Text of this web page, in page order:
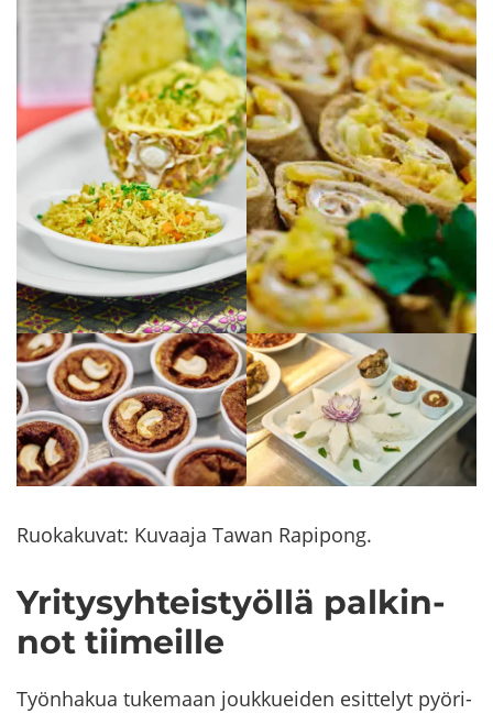
Ruo­ka­ku­vat: Ku­vaa­ja Tawan Ra­pi­pong.
Yri­ty­syh­teis­työl­lä pal­kin­
not tii­meil­le
Työn­ha­kua tu­ke­maan jouk­kuei­den esit­te­lyt pyö­ri­